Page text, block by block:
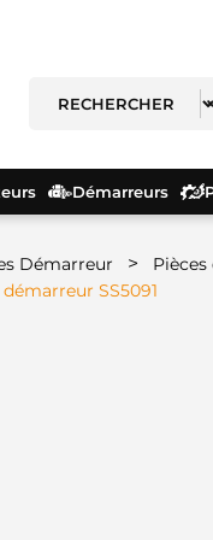
Démarreurs
Démarreur >
SS5091